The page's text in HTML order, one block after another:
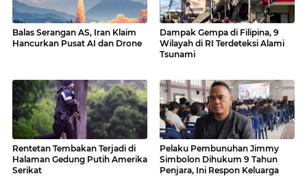
Balas Serangan AS, Iran Klaim
Hancurkan Pusat AI dan Drone
Dampak Gempa di Filipina, 9
Wilayah di RI Terdeteksi Alami
Tsunami
Rentetan Tembakan Terjadi di
Halaman Gedung Putih Amerika
Serikat
Pelaku Pembunuhan Jimmy
Simbolon Dihukum 9 Tahun
Penjara, Ini Respon Keluarga